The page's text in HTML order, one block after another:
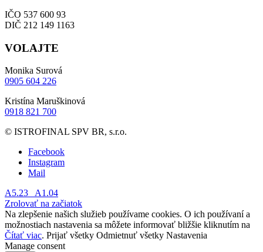
IČO 537 600 93
DIČ 212 149 1163
VOLAJTE
Monika Surová
0905 604 226
Kristína Maruškinová
0918 821 700
© ISTROFINAL SPV BR, s.r.o.
Facebook
Instagram
Mail
A5.23
A1.04
Zrolovať na začiatok
Na zlepšenie našich služieb používame cookies. O ich používaní a
možnostiach nastavenia sa môžete informovať bližšie kliknutím na
Čítať viac. Prijať všetky Odmietnuť všetky Nastavenia
Manage consent